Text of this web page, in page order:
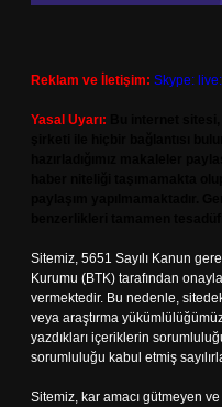
Reklam ve İletişim: Skype:
Yasal Uyarı:
Sitemiz, 5651 Sayılı Kanun
Kurumu (BTK) tarafından
vermektedir. Bu nedenle,
veya araştırma
yazdıkları içeriklerin
sorumluluğu kabul etmiş
Sitemiz, kar amacı gütmeyen